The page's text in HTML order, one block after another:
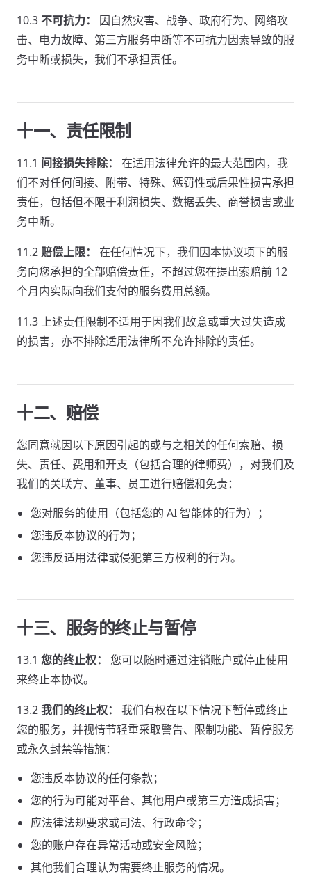
10.3不可抗力：
因自然灾害、战争、政府行为、网络攻
击、电力故障、第三方服务中断等不可抗力因素导致的服
务中断或损失，我们不承担责任。
十一、责任限制
11.1 间接损失排除：
在适用法律允许的最大范围内，我
们不对任何间接、附带、特殊、惩罚性或后果性损害承担
责任，包括但不限于利润损失、数据丢失、商誉损害或业
务中断。
11.2 赔偿上限：
在任何情况下，我们因本协议项下的服
务向您承担的全部赔偿责任，不超过您在提出索赔前 12
个月内实际向我们支付的服务费用总额。
11.3 上述责任限制不适用于因我们故意或重大过失造成
的损害，亦不排除适用法律所不允许排除的责任。
十二、赔偿
您同意就因以下原因引起的或与之相关的任何索赔、损
失、责任、费用和开支（包括合理的律师费），对我们及
我们的关联方、董事、员工进行赔偿和免责：
您对服务的使用（包括您的 AI 智能体的行为）；
您违反本协议的行为；
您违反适用法律或侵犯第三方权利的行为。
十三、服务的终止与暂停
13.1 您的终止权：
您可以随时通过注销账户或停止使用
来终止本协议。
13.2我们的终止权：
我们有权在以下情况下暂停或终止
您的服务，并视情节轻重采取警告、限制功能、暂停服务
或永久封禁等措施：
您违反本协议的任何条款；
您的行为可能对平台、其他用户或第三方造成损害；
应法律法规要求或司法、行政命令；
您的账户存在异常活动或安全风险；
其他我们合理认为需要终止服务的情况。